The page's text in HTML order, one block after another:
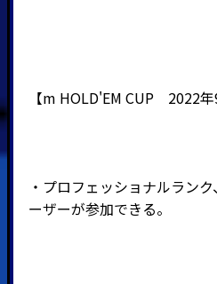
【m HOLD'EM CUP 2022年
・プロフェッショナルラン
ーザーが参加できる。